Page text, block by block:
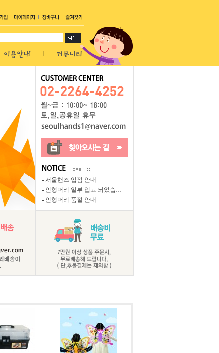
서울핸즈 입점 안내
인형머리 일부 입고 되었습…
인형머리 품절 안내